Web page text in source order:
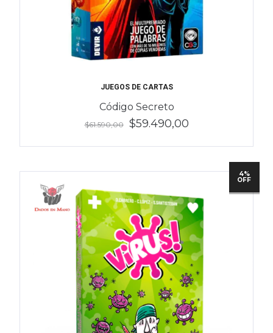
JUEGOS DE CARTAS
Código Secreto
$61.590,00 $59.490,00
4%
OFF